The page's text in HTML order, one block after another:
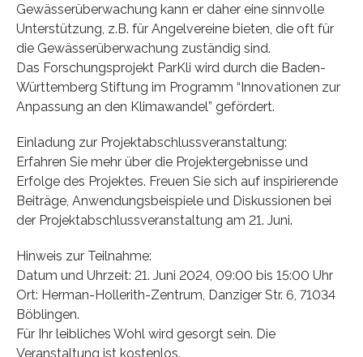
Gewässerüberwachung kann er daher eine sinnvolle
Unterstützung, z.B. für Angelvereine bieten, die oft für
die Gewässerüberwachung zuständig sind.
Das Forschungsprojekt ParKli wird durch die Baden-
Württemberg Stiftung im Programm “Innovationen zur
Anpassung an den Klimawandel” gefördert.
Einladung zur Projektabschlussveranstaltung:
Erfahren Sie mehr über die Projektergebnisse und
Erfolge des Projektes. Freuen Sie sich auf inspirierende
Beiträge, Anwendungsbeispiele und Diskussionen bei
der Projektabschlussveranstaltung am 21. Juni.
Hinweis zur Teilnahme:
Datum und Uhrzeit: 21. Juni 2024, 09:00 bis 15:00 Uhr
Ort: Herman-Hollerith-Zentrum, Danziger Str. 6, 71034
Böblingen.
Für Ihr leibliches Wohl wird gesorgt sein. Die
Veranstaltung ist kostenlos.